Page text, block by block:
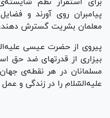
پیامبران روی آورند و
معلمان بشریت گسترش دهند.
پیروی از حضرت عیسی
بیزاری از قدرتهای ضد
مسلمانان در هر نقطه‌ی
علیه‌السّلام را در زندگی و عمل